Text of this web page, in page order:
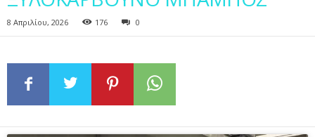
8 Απριλίου, 2026 176 0